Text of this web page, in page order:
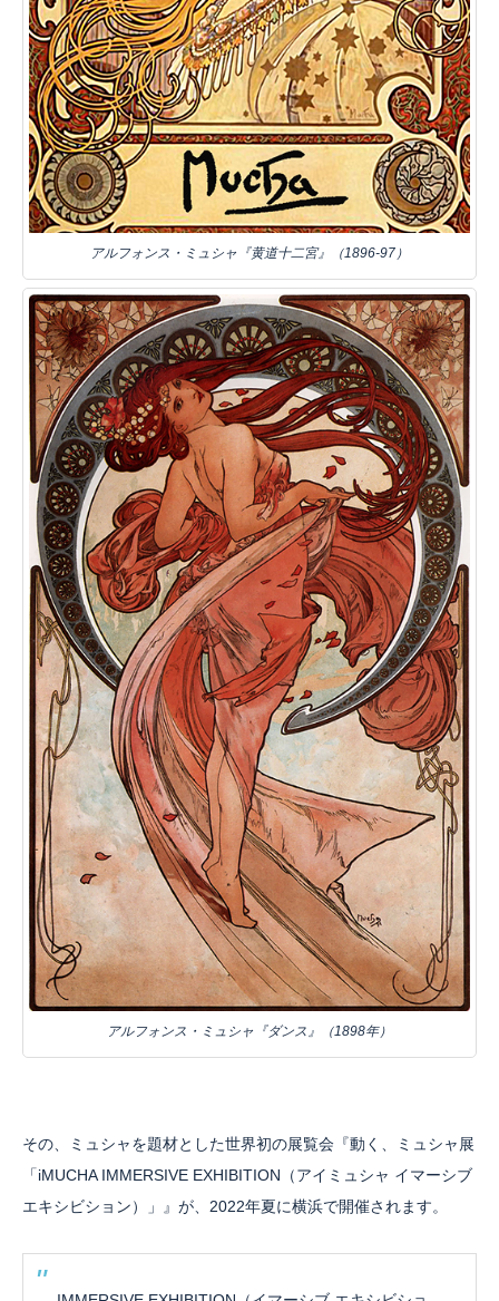
アルフォンス・ミュシャ『黄道十二宮』（1896-97）
アルフォンス・ミュシャ『ダンス』（1898年）
その、ミュシャを題材とした世界初の展覧会『動く、ミュシャ展
「iMUCHA IMMERSIVE EXHIBITION（アイミュシャ イマーシブ
エキシビション）」』が、2022年夏に横浜で開催されます。